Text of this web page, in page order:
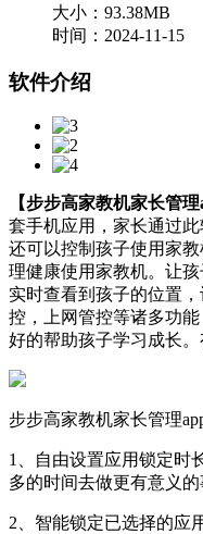
大小：93.38MB
时间：2024-11-15
软件介绍
【步步高家教机家长管理
套手机应用，家长通过
还可以控制孩子使用家
理健康使用家教机。让
实时查看到孩子的位置
控，上网管控等诸多功
好的帮助孩子学习成长
步步高家教机家长管理
1、自由设置应用锁定时
多的时间去做更有意义的
2、智能锁定已选择的应